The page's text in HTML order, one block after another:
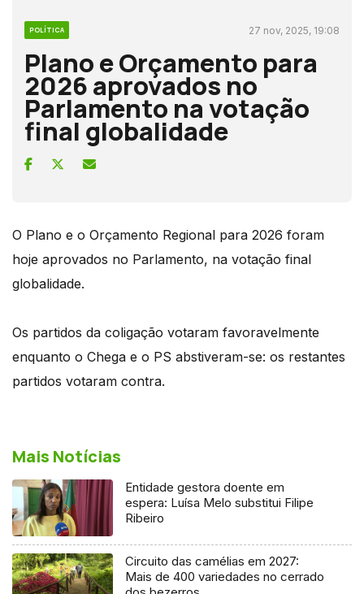
POLÍTICA 27 nov, 2025, 19:08
Plano e Orçamento para
2026 aprovados no
Parlamento na votação
final globalidade
O Plano e o Orçamento Regional para 2026 foram
hoje aprovados no Parlamento, na votação final
globalidade.
Os partidos da coligação votaram favoravelmente
enquanto o Chega e o PS abstiveram-se: os restantes
partidos votaram contra.
Mais Notícias
Entidade gestora doente em
espera: Luísa Melo substitui Filipe
Ribeiro
Circuito das camélias em 2027:
Mais de 400 variedades no cerrado